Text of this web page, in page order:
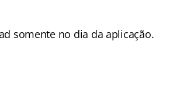
somente no dia da aplicação.